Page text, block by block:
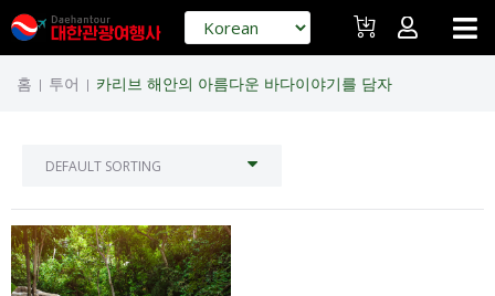
홈 | 투어 | 카리브 해안의 아름다운 바다이야기를 담자